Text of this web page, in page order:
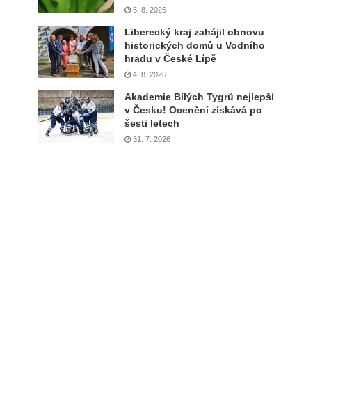
5. 8. 2026
Liberecký kraj zahájil obnovu
historických domů u Vodního
hradu v České Lípě
4. 8. 2026
Akademie Bílých Tygrů nejlepší
v Česku! Ocenění získává po
šesti letech
31. 7. 2026